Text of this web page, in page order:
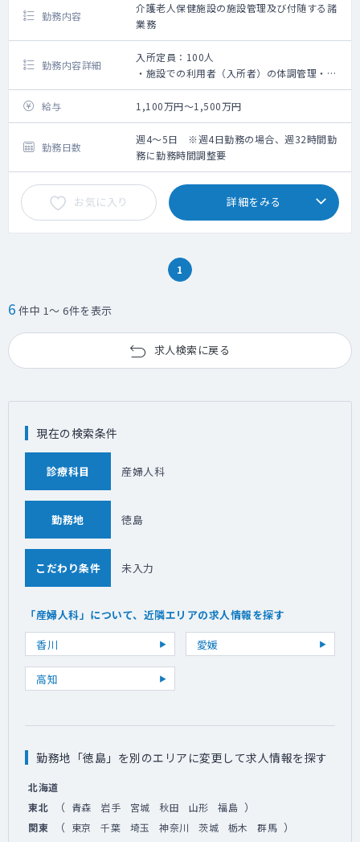
勤務内容
介護老人保健施設の施設管理及び付随する諸
業務
勤務内容詳細
入所定員：100人
・施設での利用者（入所者）の体調管理・処
方・診療情報提供書の作成等
・カンファレンスへの参加
・死亡確認と死亡診断書の作成
・各種委員会への参加
給与 1,100万円～1,500万円
勤務日数
週4～5日 ※週4日勤務の場合、週32時間勤
務に勤務時間調整要
お気に入り 詳細をみる
1
6 件中 1～ 6件を表示
求人検索に戻る
現在の検索条件
診療科目 産婦人科
勤務地 徳島
こだわり条件 未入力
「産婦人科」について、近隣エリアの求人情報を探す
香川
愛媛
高知
勤務地「徳島」を別のエリアに変更して求人情報を探す
北海道
東北
（ 青森 岩手 宮城 秋田 山形 福島 ）
関東 （ 東京 千葉 埼玉 神奈川 茨城 栃木 群馬 ）